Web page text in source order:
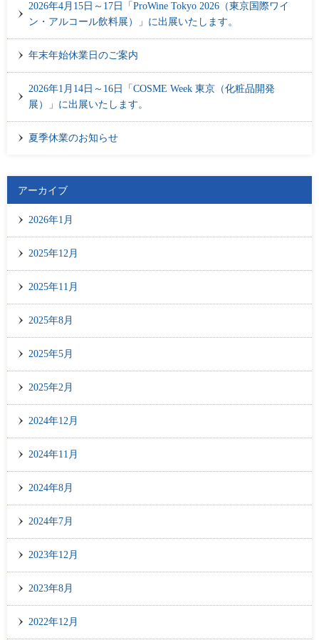
2026年4月15日～17日「ProWine Tokyo 2026（東京国際ワイ
ン・アルコール飲料展）」に出展いたします。
年末年始休業日のご案内
2026年1月14日～16日「COSME Week 東京（化粧品開発
展）」に出展いたします。
夏季休業のお知らせ
アーカイブ
2026年1月
2025年12月
2025年11月
2025年8月
2025年5月
2025年2月
2024年12月
2024年11月
2024年8月
2024年7月
2023年12月
2023年8月
2022年12月